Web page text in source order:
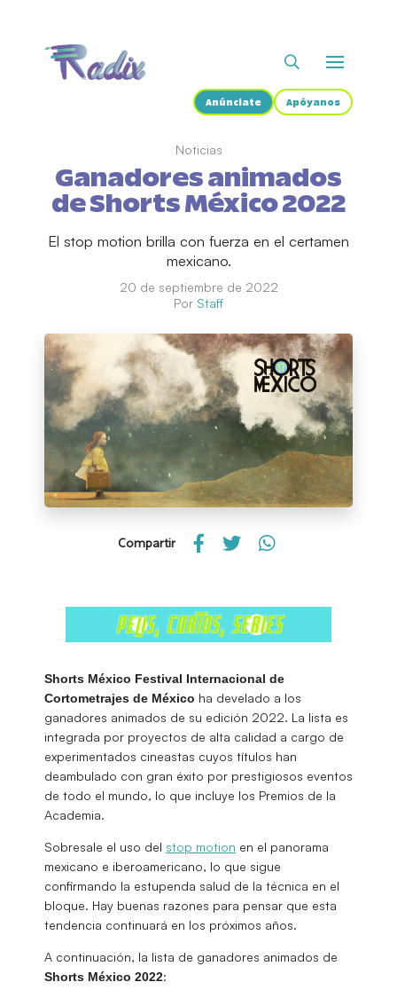
Anúnciate Apóyanos
Noticias
Ganadores animados
de Shorts México 2022
El stop motion brilla con fuerza en el certamen
mexicano.
20 de septiembre de 2022
Por Staff
Compartir
Shorts México Festival Internacional de
Cortometrajes de México ha develado a los
ganadores animados de su edición 2022. La lista es
integrada por proyectos de alta calidad a cargo de
experimentados cineastas cuyos títulos han
deambulado con gran éxito por prestigiosos eventos
de todo el mundo, lo que incluye los Premios de la
Academia.
Sobresale el uso del stop motion en el panorama
mexicano e iberoamericano, lo que sigue
confirmando la estupenda salud de la técnica en el
bloque. Hay buenas razones para pensar que esta
tendencia continuará en los próximos años.
A continuación, la lista de ganadores animados de
Shorts México 2022: